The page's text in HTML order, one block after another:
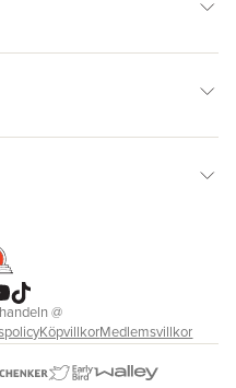
@
KöpvillkorMedlemsvillkor